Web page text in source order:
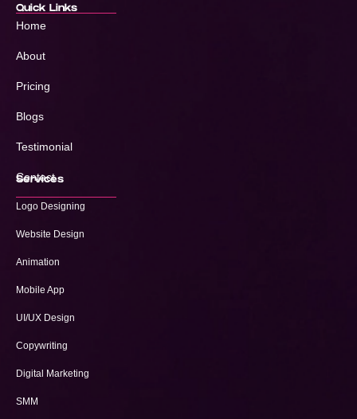
Quick Links
Home
About
Pricing
Blogs
Testimonial
Contact
Services
Logo Designing
Website Design
Animation
Mobile App
UI/UX Design
Copywriting
Digital Marketing
SMM